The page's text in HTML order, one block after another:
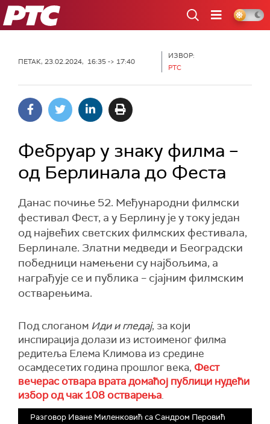
РТС
ПЕТАК, 23.02.2024, 16:35 -> 17:40
ИЗВОР:
РТС
Фебруар у знаку филма –
од Берлинала до Феста
Данас почиње 52. Међународни филмски
фестивал Фест, а у Берлину је у току један
од највећих светских филмских фестивала,
Берлинале. Златни медведи и Београдски
победници намењени су најбољима, а
награђује се и публика – сјајним филмским
остварењима.
Под слоганом Иди и гледај, за који
инспирација долази из истоименог филма
редитеља Елема Климова из средине
осамдесетих година прошлог века, Фест
вечерас отвара врата домаћој публици нудећи
избор од чак 108 остварења.
Разговор Иване Миленковић са Сандром Перовић